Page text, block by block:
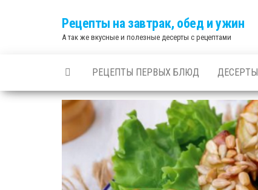
Рецепты на завтрак, обед и ужин
А так же вкусные и полезные десерты с рецептами
РЕЦЕПТЫ ПЕРВЫХ БЛЮД ДЕСЕРТЫ